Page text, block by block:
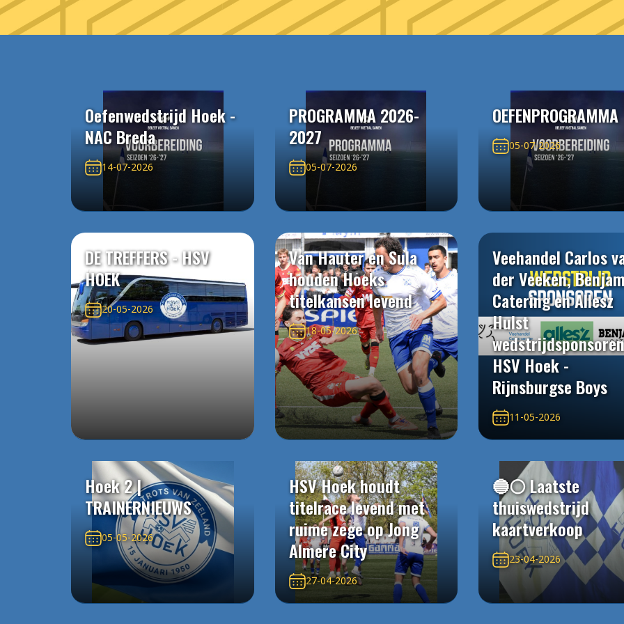
Oefenwedstrijd Hoek -
NAC Breda
14-07-2026
PROGRAMMA 2026-
2027
05-07-2026
OEFENPROGRAMMA
05-07-2026
DE TREFFERS - HSV
HOEK
20-05-2026
Van Hauter en Sula
houden Hoeks
titelkansen levend
18-05-2026
Veehandel Carlos
der Veeken,
Catering en Allesz
Hulst
wedstrijdsponsoren
HSV Hoek -
Rijnsburgse Boys
11-05-2026
Hoek 2 |
TRAINERNIEUWS
05-05-2026
HSV Hoek houdt
titelrace levend met
ruime zege op Jong
Almere City
27-04-2026
🔵⚪️ Laatste
thuiswedstrijd
kaartverkoop
23-04-2026